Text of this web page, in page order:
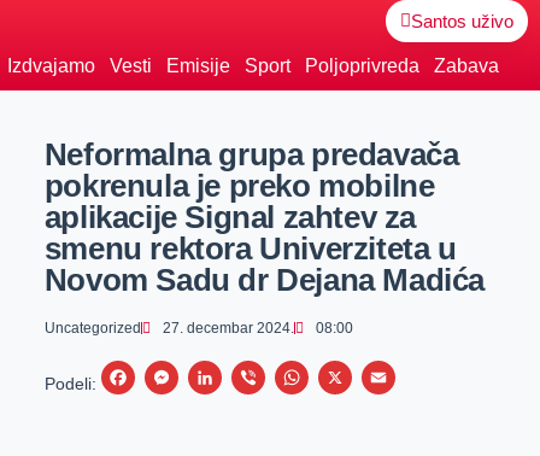
Santos uživo
Izdvajamo Vesti Emisije Sport Poljoprivreda Zabava
Neformalna grupa predavača
pokrenula je preko mobilne
aplikacije Signal zahtev za
smenu rektora Univerziteta u
Novom Sadu dr Dejana Madića
Uncategorized 27. decembar 2024. 08:00
Podeli:
F
M
L
V
W
X
E